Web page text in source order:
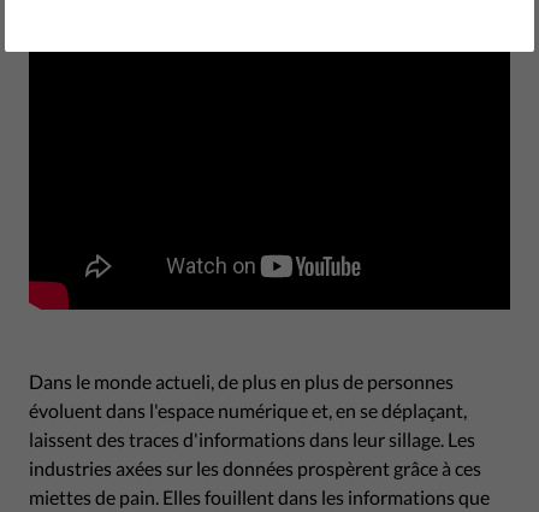
Dans le monde actueli, de plus en plus de personnes
évoluent dans l'espace numérique et, en se déplaçant,
laissent des traces d'informations dans leur sillage. Les
industries axées sur les données prospèrent grâce à ces
miettes de pain. Elles fouillent dans les informations que